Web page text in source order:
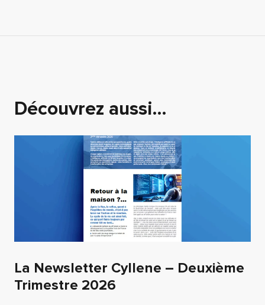
Découvrez aussi…
La Newsletter Cyllene – Deuxième
Trimestre 2026